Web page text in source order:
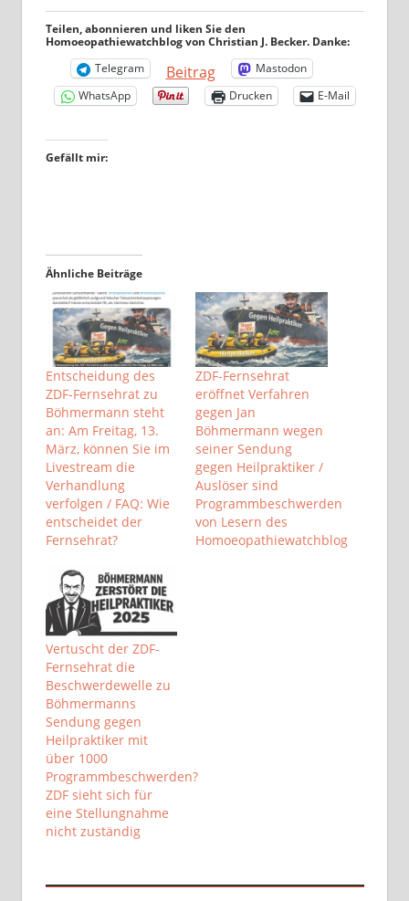
Teilen, abonnieren und liken Sie den
Homoeopathiewatchblog von Christian J. Becker. Danke:
Telegram
Beitrag
Mastodon
WhatsApp
Drucken E-Mail
Gefällt mir:
Ähnliche Beiträge
Entscheidung des
ZDF-Fernsehrat zu
Böhmermann steht
an: Am Freitag, 13.
März, können Sie im
Livestream die
Verhandlung
verfolgen / FAQ: Wie
entscheidet der
Fernsehrat?
ZDF-Fernsehrat
eröffnet Verfahren
gegen Jan
Böhmermann wegen
seiner Sendung
gegen Heilpraktiker /
Auslöser sind
Programmbeschwerden
von Lesern des
Homoeopathiewatchblog
Vertuscht der ZDF-
Fernsehrat die
Beschwerdewelle zu
Böhmermanns
Sendung gegen
Heilpraktiker mit
über 1000
Programmbeschwerden?
ZDF sieht sich für
eine Stellungnahme
nicht zuständig